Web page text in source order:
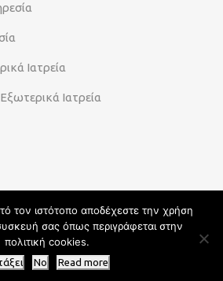
Ιατρεία
Ιατρεία
hosp.gr - All Rights Reserved | An
Creation powered by
τον ιστότοπο αποδέχεστε την χρήση
σας όπως περιγράφεται στην
πολιτική cookies.
No Read more